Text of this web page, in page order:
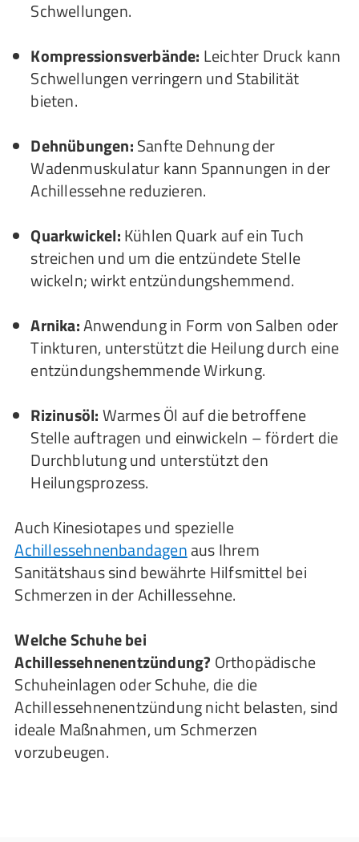
Schwellungen.
Kompressionsverbände: Leichter Druck kann
Schwellungen verringern und Stabilität
bieten.
Dehnübungen:Sanfte Dehnung der
Wadenmuskulatur kann Spannungen in der
Achillessehne reduzieren.
Quarkwickel:Kühlen Quark auf ein Tuch
streichen und um die entzündete Stelle
wickeln; wirkt entzündungshemmend.
Arnika:Anwendung in Form von Salben oder
Tinkturen, unterstützt die Heilung durch eine
entzündungshemmende Wirkung.
Rizinusöl:Warmes Öl auf die betroffene
Stelle auftragen und einwickeln – fördert die
Durchblutung und unterstützt den
Heilungsprozess.
Auch Kinesiotapes und spezielle
Achillessehnenbandagenaus Ihrem
Sanitätshaus sind bewährte Hilfsmittel bei
Schmerzen in der Achillessehne.
Welche Schuhe bei
Achillessehnenentzündung? Orthopädische
Schuheinlagen oder Schuhe, die die
Achillessehnenentzündung nicht belasten, sind
ideale Maßnahmen, um Schmerzen
vorzubeugen.